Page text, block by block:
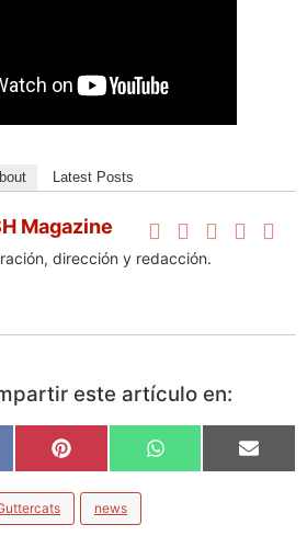
Latest Posts
Magazine
dirección y redacción.
este artículo en:
Pinterest WhatsApp Email
news